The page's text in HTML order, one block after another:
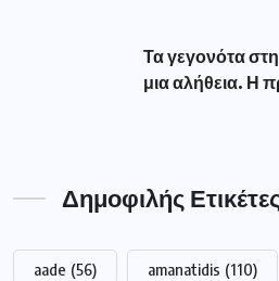
Τα γεγονότα
μια αλήθεια. Η
Δημοφιλής
aade (56) amanatidis (110)